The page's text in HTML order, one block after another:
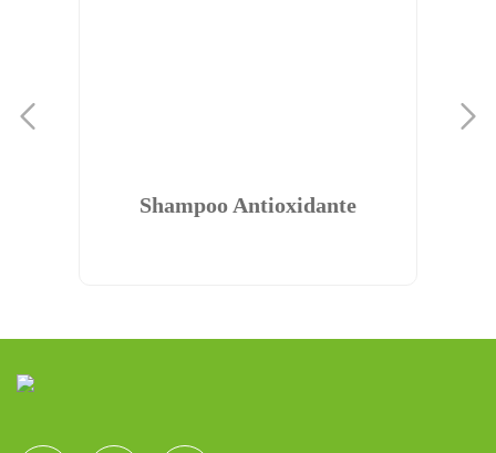
Shampoo Antioxidante